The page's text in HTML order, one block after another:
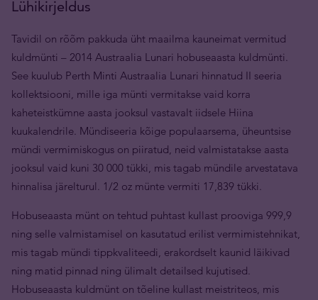
Lühikirjeldus
Tavidil on rõõm pakkuda üht maailma kauneimat vermitud
kuldmünti ­– 2014 Austraalia Lunari hobuseaasta kuldmünti.
See kuulub Perth Minti Austraalia Lunari hinnatud II seeria
kollektsiooni, mille iga münti vermitakse vaid korra
kaheteistkümne aasta jooksul vastavalt iidsele Hiina
kuukalendrile. Mündiseeria kõige populaarsema, üheuntsise
mündi vermimiskogus on piiratud, neid valmistatakse aasta
jooksul vaid kuni 30 000 tükki, mis tagab mündile arvestatava
hinnalisa järelturul. 1/2 oz münte vermiti 17,839 tükki.
Hobuseaasta münt on tehtud puhtast kullast prooviga 999,9
ning selle valmistamisel on kasutatud erilist vermimistehnikat,
mis tagab mündi tippkvaliteedi, erakordselt kaunid läikivad
ning matid pinnad ning ülimalt detailsed kujutised.
Hobuseaasta kuldmünt on tõeline kullast meistriteos, mis